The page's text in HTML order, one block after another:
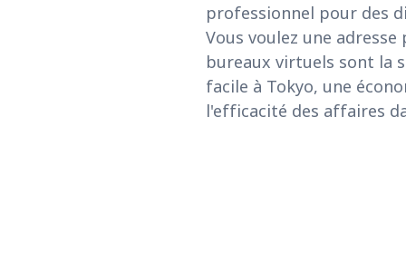
professionnel pour des
Vous voulez une
bureaux virtuels sont la
facile à Tokyo, une
l'efficacité des affaires